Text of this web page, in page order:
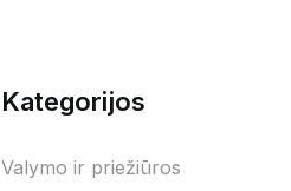
Kategorijos
Valymo ir priežiūros